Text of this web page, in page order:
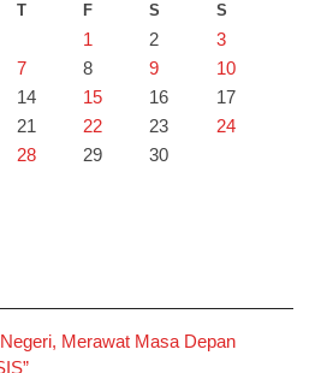
T F S S
1 2
3
7 8 9
10
14 15 16
17
21 22 23
24
28 29
30
Merawat Masa Depan